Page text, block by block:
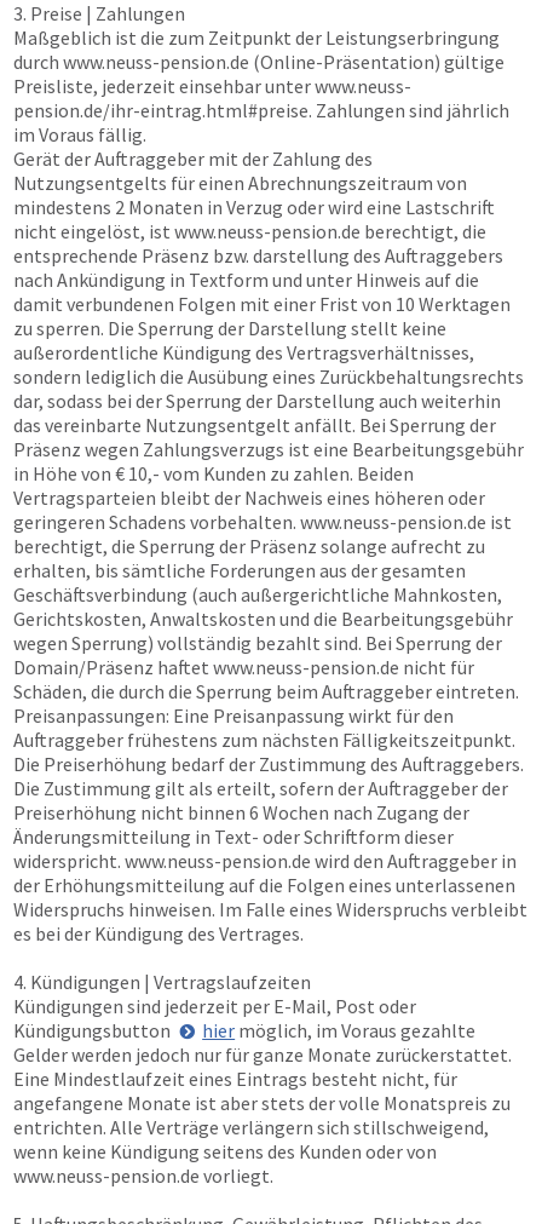
3. Preise | Zahlungen
Maßgeblich ist die zum Zeitpunkt der Leistungserbringung
durch www.neuss-pension.de (Online-Präsentation) gültige
Preisliste, jederzeit einsehbar unterwww.neuss-
pension.de/ihr-eintrag.html#preise. Zahlungen sind jährlich
im Voraus fällig.
Gerät der Auftraggeber mit der Zahlung des
Nutzungsentgelts für einen Abrechnungszeitraum von
mindestens 2 Monaten in Verzug oder wird eine Lastschrift
nicht eingelöst, ist www.neuss-pension.de berechtigt, die
entsprechende Präsenz bzw. darstellung des Auftraggebers
nach Ankündigung in Textform und unter Hinweis auf die
damit verbundenen Folgen mit einer Frist von 10 Werktagen
zu sperren. Die Sperrung der Darstellung stellt keine
außerordentliche Kündigung des Vertragsverhältnisses,
sondern lediglich die Ausübung eines Zurückbehaltungsrechts
dar, sodass bei der Sperrung der Darstellung auch weiterhin
das vereinbarte Nutzungsentgelt anfällt. Bei Sperrung der
Präsenz wegen Zahlungsverzugs ist eine Bearbeitungsgebühr
in Höhe von € 10,- vom Kunden zu zahlen. Beiden
Vertragsparteien bleibt der Nachweis eines höheren oder
geringeren Schadens vorbehalten. www.neuss-pension.de ist
berechtigt, die Sperrung der Präsenz solange aufrecht zu
erhalten, bis sämtliche Forderungen aus der gesamten
Geschäftsverbindung (auch außergerichtliche Mahnkosten,
Gerichtskosten, Anwaltskosten und die Bearbeitungsgebühr
wegen Sperrung) vollständig bezahlt sind. Bei Sperrung der
Domain/Präsenz haftet www.neuss-pension.de nicht für
Schäden, die durch die Sperrung beim Auftraggeber eintreten.
Preisanpassungen: Eine Preisanpassung wirkt für den
Auftraggeber frühestens zum nächsten Fälligkeitszeitpunkt.
Die Preiserhöhung bedarf der Zustimmung des Auftraggebers.
Die Zustimmung gilt als erteilt, sofern der Auftraggeber der
Preiserhöhung nicht binnen 6 Wochen nach Zugang der
Änderungsmitteilung in Text- oder Schriftform dieser
widerspricht. www.neuss-pension.de wird den Auftraggeber in
der Erhöhungsmitteilung auf die Folgen eines unterlassenen
Widerspruchs hinweisen. Im Falle eines Widerspruchs verbleibt
es bei der Kündigung des Vertrages.
4. Kündigungen | Vertragslaufzeiten
Kündigungen sind jederzeit per E-Mail, Post oder
Kündigungsbutton
hier möglich, im Voraus gezahlte
Gelder werden jedoch nur für ganze Monate zurückerstattet.
Eine Mindestlaufzeit eines Eintrags besteht nicht, für
angefangene Monate ist aber stets der volle Monatspreis zu
entrichten. Alle Verträge verlängern sich stillschweigend,
wenn keine Kündigung seitens des Kunden oder von
www.neuss-pension.de vorliegt.